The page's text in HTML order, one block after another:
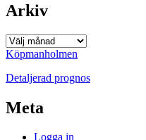
Arkiv
Arkiv
Köpmanholmen
Detaljerad prognos
Meta
Logga in